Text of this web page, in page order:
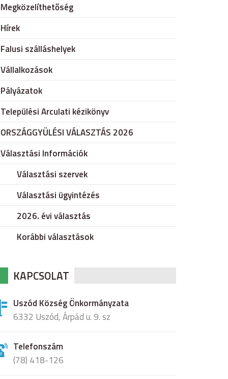
Megközelíthetőség
Hírek
Falusi szálláshelyek
Vállalkozások
Pályázatok
Települési Arculati kézikönyv
ORSZÁGGYÜLÉSI VÁLASZTÁS 2026
Választási Információk
Választási szervek
Választási ügyintézés
2026. évi választás
Korábbi választások
KAPCSOLAT
Uszód Község Önkormányzata
6332 Uszód, Árpád u. 9. sz
Telefonszám
(78) 418-126